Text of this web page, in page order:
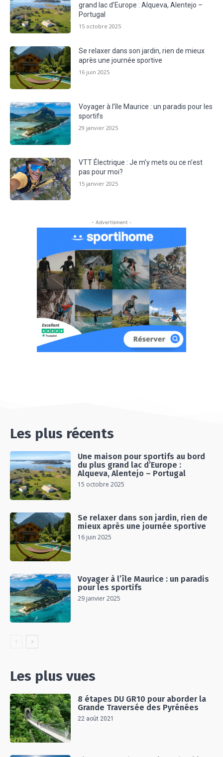
grand lac d’Europe : Alqueva, Alentejo –
Portugal
15 octobre 2025
Se relaxer dans son jardin, rien de mieux
après une journée sportive
16 juin 2025
Voyager à l’île Maurice : un paradis pour les
sportifs
29 janvier 2025
VTT Électrique : Je m’y mets ou ce n’est
pas pour moi?
15 janvier 2025
- Advertisment -
Les plus récents
Une maison pour sportifs au bord
du plus grand lac d’Europe :
Alqueva, Alentejo – Portugal
15 octobre 2025
Se relaxer dans son jardin, rien de
mieux après une journée sportive
16 juin 2025
Voyager à l’île Maurice : un paradis
pour les sportifs
29 janvier 2025
Les plus vues
8 étapes DU GR10 pour aborder la
Grande Traversée des Pyrénées
22 août 2021